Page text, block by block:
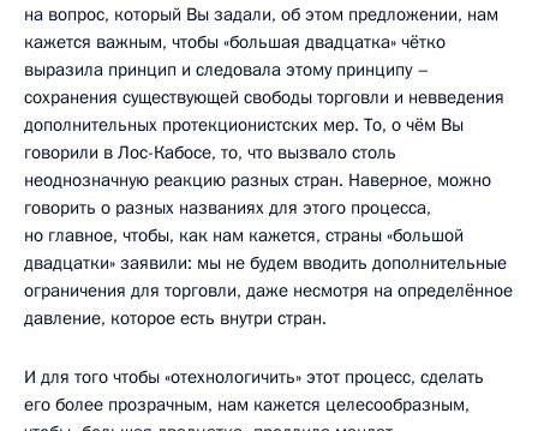
на вопрос, который Вы задали, об этом предложении, нам
кажется важным, чтобы «большая двадцатка» чётко
выразила принцип и следовала этому принципу –
сохранения существующей свободы торговли и невведения
дополнительных протекционистских мер. То, о чём Вы
говорили в Лос-Кабосе, то, что вызвало столь
неоднозначную реакцию разных стран. Наверное, можно
говорить о разных названиях для этого процесса,
но главное, чтобы, как нам кажется, страны «большой
двадцатки» заявили: мы не будем вводить дополнительные
ограничения для торговли, даже несмотря на определённое
давление, которое есть внутри стран.
И для того чтобы «отехнологичить» этот процесс, сделать
его более прозрачным, нам кажется целесообразным,